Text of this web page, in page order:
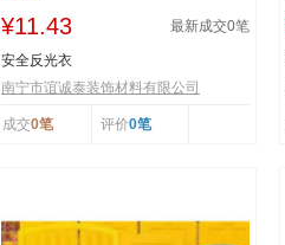
¥11.43 最新成交0笔
安全反光衣
南宁市谊诚泰装饰材料有限公司
成交0笔 评价0笔